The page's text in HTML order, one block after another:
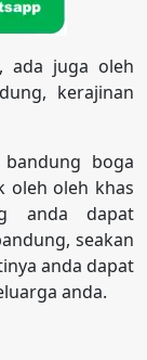
ada juga oleh
kerajinan
boga
oleh oleh khas
anda dapat
seakan
anda dapat
anda.